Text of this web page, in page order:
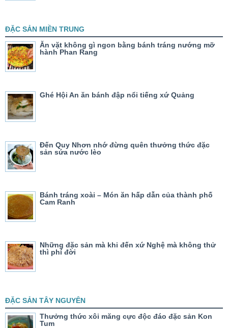
ĐẶC SẢN MIỀN TRUNG
Ăn vặt không gì ngon bằng bánh tráng nướng mỡ
hành Phan Rang
Ghé Hội An ăn bánh đập nổi tiếng xứ Quảng
Đến Quy Nhơn nhớ đừng quên thưởng thức đặc
sản sứa nước lèo
Bánh tráng xoài – Món ăn hấp dẫn của thành phố
Cam Ranh
Những đặc sản mà khi đến xứ Nghệ mà không thử
thì phí đời
ĐẶC SẢN TÂY NGUYÊN
Thưởng thức xôi măng cực độc đáo đặc sản Kon
Tum